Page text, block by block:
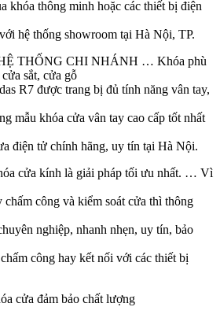
khóa thông minh hoặc các thiết bị điện
hệ thống showroom tại Hà Nội, TP.
THỐNG CHI NHÁNH … Khóa phù
sắt, cửa gỗ
R7 được trang bị đủ tính năng vân tay,
mẫu khóa cửa vân tay cao cấp tốt nhất
điện tử chính hãng, uy tín tại Hà Nội.
cửa kính là giải pháp tối ưu nhất. … Vì
chấm công và kiểm soát cửa thì thông
nghiệp, nhanh nhẹn, uy tín, bảo
công hay kết nối với các thiết bị
cửa đảm bảo chất lượng